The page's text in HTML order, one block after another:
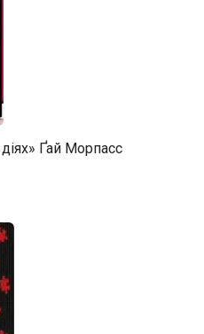
Ґай Морпасс